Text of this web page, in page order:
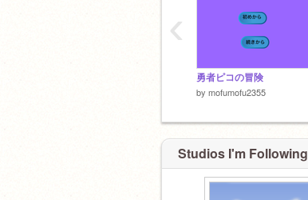
勇者ピコの冒険
by mofumofu2355
‹
Studios I'm Following